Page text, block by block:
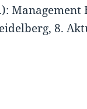
Management
8.